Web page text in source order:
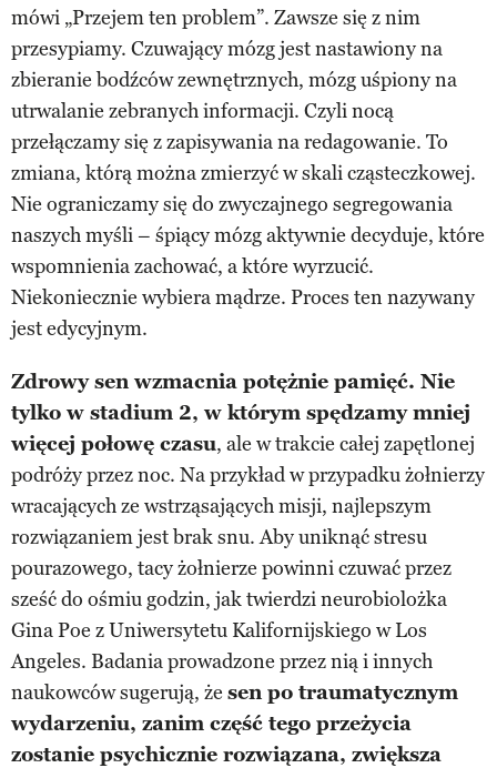
mówi „Przejem ten problem”. Zawsze się z nim
przesypiamy. Czuwający mózg jest nastawiony na
zbieranie bodźców zewnętrznych, mózg uśpiony na
utrwalanie zebranych informacji. Czyli nocą
przełączamy się z zapisywania na redagowanie. To
zmiana, którą można zmierzyć w skali cząsteczkowej.
Nie ograniczamy się do zwyczajnego segregowania
naszych myśli – śpiący mózg aktywnie decyduje, które
wspomnienia zachować, a które wyrzucić.
Niekoniecznie wybiera mądrze. Proces ten nazywany
jest edycyjnym.
Zdrowy sen wzmacnia potężnie pamięć. Nie
tylko w stadium 2, w którym spędzamy mniej
więcej połowę czasu, ale w trakcie całej zapętlonej
podróży przez noc. Na przykład w przypadku żołnierzy
wracających ze wstrząsających misji, najlepszym
rozwiązaniem jest brak snu. Aby uniknąć stresu
pourazowego, tacy żołnierze powinni czuwać przez
sześć do ośmiu godzin, jak twierdzi neurobiolożka
Gina Poe z Uniwersytetu Kalifornijskiego w Los
Angeles. Badania prowadzone przez nią i innych
naukowców sugerują, że sen po traumatycznym
wydarzeniu, zanim część tego przeżycia
zostanie psychicznie rozwiązana, zwiększa